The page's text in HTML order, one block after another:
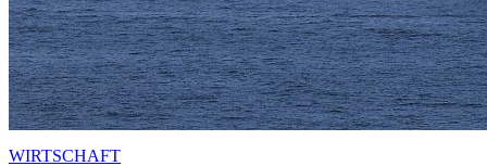
WIRTSCHAFT